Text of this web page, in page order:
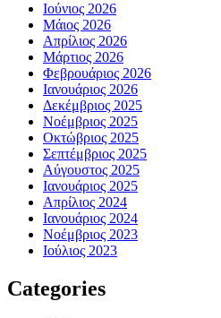
Ιούνιος 2026
Μάιος 2026
Απρίλιος 2026
Μάρτιος 2026
Φεβρουάριος 2026
Ιανουάριος 2026
Δεκέμβριος 2025
Νοέμβριος 2025
Οκτώβριος 2025
Σεπτέμβριος 2025
Αύγουστος 2025
Ιανουάριος 2025
Απρίλιος 2024
Ιανουάριος 2024
Νοέμβριος 2023
Ιούλιος 2023
Categories